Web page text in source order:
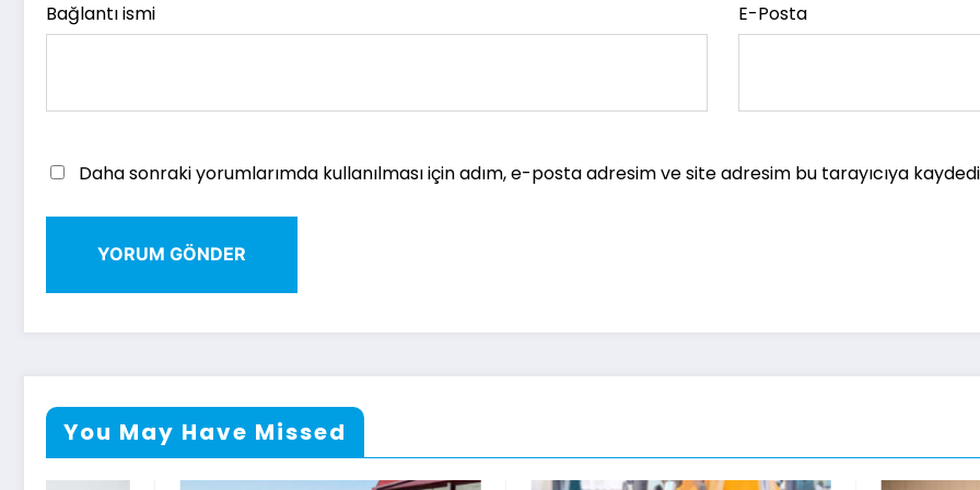
Bağlantı ismi E-Posta
Daha sonraki yorumlarımda kullanılması için adım, e-posta adresim ve site adresim bu tarayıcıya
You May Have Missed